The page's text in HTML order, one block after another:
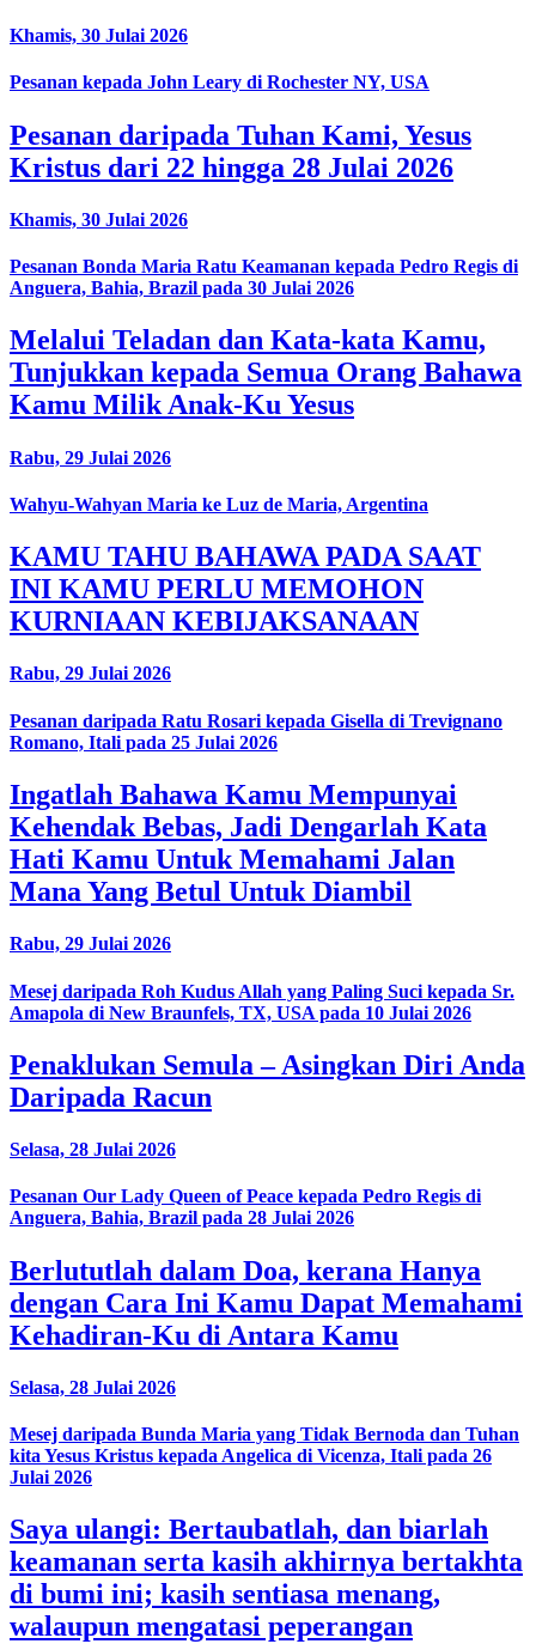
Khamis, 30 Julai 2026
Pesanan kepada John Leary di Rochester NY, USA
Pesanan daripada Tuhan Kami, Yesus
Kristus dari 22 hingga 28 Julai 2026
Khamis, 30 Julai 2026
Pesanan Bonda Maria Ratu Keamanan kepada Pedro Regis di
Anguera, Bahia, Brazil pada 30 Julai 2026
Melalui Teladan dan Kata-kata Kamu,
Tunjukkan kepada Semua Orang Bahawa
Kamu Milik Anak-Ku Yesus
Rabu, 29 Julai 2026
Wahyu-Wahyan Maria ke Luz de Maria, Argentina
KAMU TAHU BAHAWA PADA SAAT
INI KAMU PERLU MEMOHON
KURNIAAN KEBIJAKSANAAN
Rabu, 29 Julai 2026
Pesanan daripada Ratu Rosari kepada Gisella di Trevignano
Romano, Itali pada 25 Julai 2026
Ingatlah Bahawa Kamu Mempunyai
Kehendak Bebas, Jadi Dengarlah Kata
Hati Kamu Untuk Memahami Jalan
Mana Yang Betul Untuk Diambil
Rabu, 29 Julai 2026
Mesej daripada Roh Kudus Allah yang Paling Suci kepada Sr.
Amapola di New Braunfels, TX, USA pada 10 Julai 2026
Penaklukan Semula – Asingkan Diri Anda
Daripada Racun
Selasa, 28 Julai 2026
Pesanan Our Lady Queen of Peace kepada Pedro Regis di
Anguera, Bahia, Brazil pada 28 Julai 2026
Berlututlah dalam Doa, kerana Hanya
dengan Cara Ini Kamu Dapat Memahami
Kehadiran-Ku di Antara Kamu
Selasa, 28 Julai 2026
Mesej daripada Bunda Maria yang Tidak Bernoda dan Tuhan
kita Yesus Kristus kepada Angelica di Vicenza, Itali pada 26
Julai 2026
Saya ulangi: Bertaubatlah, dan biarlah
keamanan serta kasih akhirnya bertakhta
di bumi ini; kasih sentiasa menang,
walaupun mengatasi peperangan